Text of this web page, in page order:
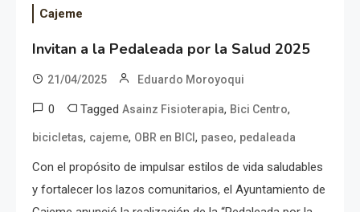
Cajeme
Invitan a la Pedaleada por la Salud 2025
21/04/2025 Eduardo Moroyoqui
0 Tagged Asainz Fisioterapia, Bici Centro,
bicicletas, cajeme, OBR en BICI, paseo, pedaleada
Con el propósito de impulsar estilos de vida saludables
y fortalecer los lazos comunitarios, el Ayuntamiento de